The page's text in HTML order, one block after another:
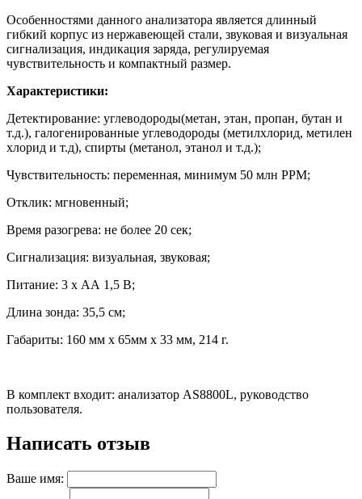
Особенностями данного анализатора является длинный
гибкий корпус из нержавеющей стали, звуковая и визуальная
сигнализация, индикация заряда, регулируемая
чувствительность и компактный размер.
Характеристики:
Детектирование: углеводороды(метан, этан, пропан, бутан и
т.д.), галогенированные углеводороды (метилхлорид, метилен
хлорид и т.д), спирты (метанол, этанол и т.д.);
Чувствительность: переменная, минимум 50 млн РРМ;
Отклик: мгновенный;
Время разогрева: не более 20 сек;
Сигнализация: визуальная, звуковая;
Питание: 3 х АА 1,5 В;
Длина зонда: 35,5 см;
Габариты: 160 мм х 65мм х 33 мм, 214 г.
В комплект входит: анализатор AS8800L, руководство
пользователя.
Написать отзыв
Ваше имя: